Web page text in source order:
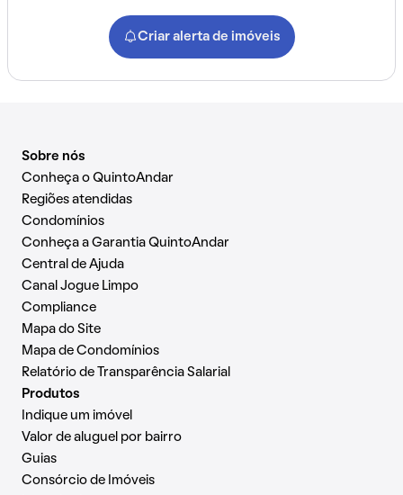
Criar alerta de imóveis
Sobre nós
Conheça o QuintoAndar
Regiões atendidas
Condomínios
Conheça a Garantia QuintoAndar
Central de Ajuda
Canal Jogue Limpo
Compliance
Mapa do Site
Mapa de Condomínios
Relatório de Transparência Salarial
Produtos
Indique um imóvel
Valor de aluguel por bairro
Guias
Consórcio de Imóveis